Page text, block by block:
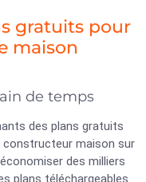
gratuits pour
maison
de temps
des plans gratuits
constructeur maison sur
des milliers
plans téléchargeables